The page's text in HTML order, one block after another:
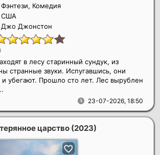
Фэнтези, Комедия
США
Джо Джонстон
)
23-07-2026, 18:50
в лесу старинный сундук, из
странные звуки. Испугавшись, они
и убегают. Прошло сто лет. Лес вырублен
царство (2023)